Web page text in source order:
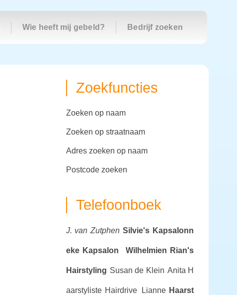
Wie heeft mij gebeld? Bedrijf zoeken
Zoekfuncties
zoeken op naam
zoeken op straatnaam
adres zoeken op naam
postcode zoeken
Telefoonboek
J. van Zutphen Silvie's Kapsalonn
eke Kapsalon Wilhelmien Rian's
Hairstyling Susan de Klein Anita H
aarstyliste Hairdrive Lianne Haarst